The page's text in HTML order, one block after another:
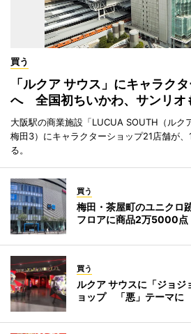
買う
「ルクア サウス」にキャラク
へ 全国初ちいかわ、サンリオ
大阪駅の商業施設「LUCUA SOUTH（ルク
梅田3）にキャラクターショップ21店舗が
る。
買う
梅田・茶屋町のユニク
フロアに商品2万5000点
買う
ルクア サウスに「ジョ
ョップ 「悪」テーマに